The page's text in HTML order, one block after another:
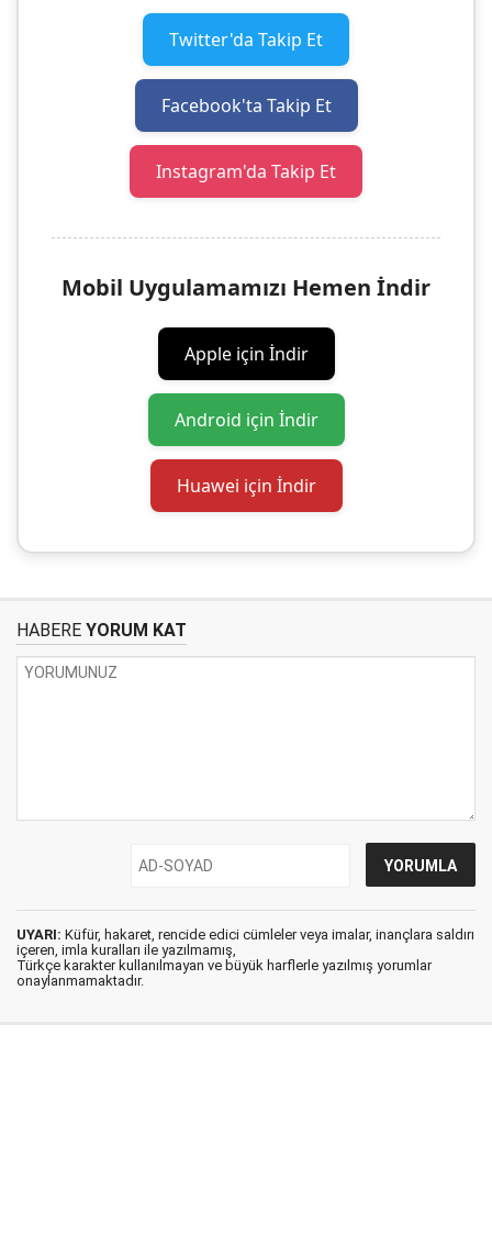
Twitter'da Takip Et
Facebook'ta Takip Et
Instagram'da Takip Et
Mobil Uygulamamızı Hemen İndir
Apple için İndir
Android için İndir
Huawei için İndir
HABERE YORUM KAT
UYARI: Küfür, hakaret, rencide edici cümleler veya imalar, inançlara saldırı
içeren, imla kuralları ile yazılmamış,
Türkçe karakter kullanılmayan ve büyük harflerle yazılmış yorumlar
onaylanmamaktadır.